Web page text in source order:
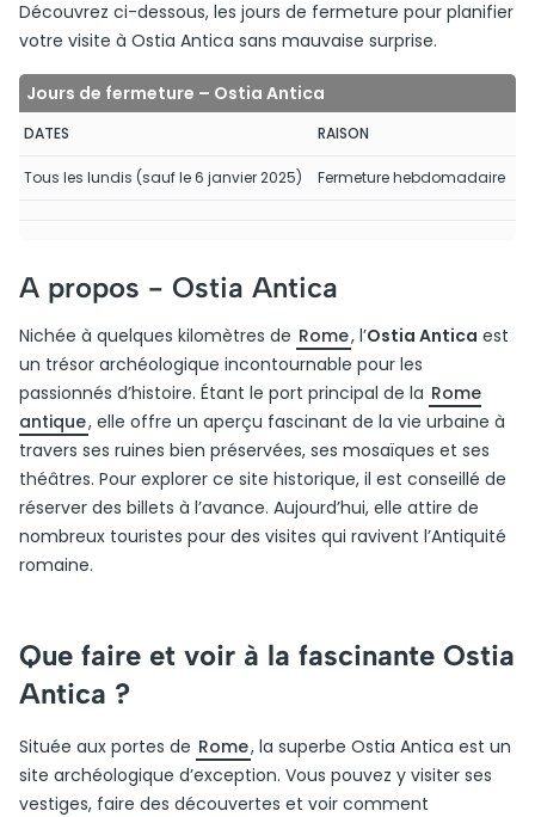
Découvrez ci-dessous, les jours de fermeture pour planifier
votre visite à Ostia Antica sans mauvaise surprise.
Jours de fermeture – Ostia Antica
DATES RAISON
Tous les lundis (sauf le 6 janvier 2025) Fermeture hebdomadaire
A propos - Ostia Antica
Nichée à quelques kilomètres de Rome, l’Ostia Antica est
un trésor archéologique incontournable pour les
passionnés d’histoire. Étant le port principal de la Rome
antique, elle offre un aperçu fascinant de la vie urbaine à
travers ses ruines bien préservées, ses mosaïques et ses
théâtres. Pour explorer ce site historique, il est conseillé de
réserver des billets à l’avance. Aujourd’hui, elle attire de
nombreux touristes pour des visites qui ravivent l’Antiquité
romaine.
Que faire et voir à la fascinante Ostia
Antica ?
Située aux portes de Rome, la superbe Ostia Antica est un
site archéologique d’exception. Vous pouvez y visiter ses
vestiges, faire des découvertes et voir comment